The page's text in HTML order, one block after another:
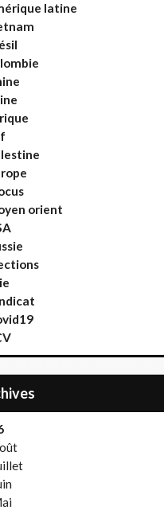
latine
orient